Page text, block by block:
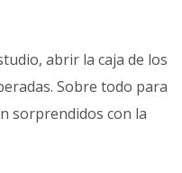
abrir la caja de los
Sobre todo para
sorprendidos con la